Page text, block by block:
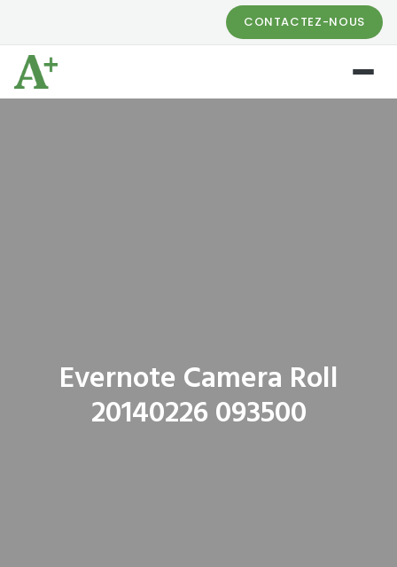
CONTACTEZ-NOUS
Evernote Camera Roll
20140226 093500